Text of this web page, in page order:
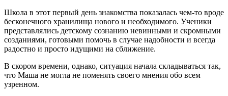
Школа в этот первый день знакомства показалась чем-то вроде
бесконечного хранилища нового и необходимого. Ученики
представлялись детскому сознанию невинными и скромными
созданиями, готовыми помочь в случае надобности и всегда
радостно и просто идущими на сближение.
В скором времени, однако, ситуация начала складываться так,
что Маша не могла не поменять своего мнения обо всем
узренном.